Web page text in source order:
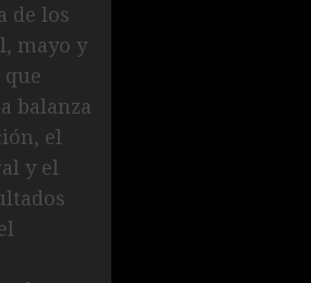
de los
mayo y
que
balanza
el
y el